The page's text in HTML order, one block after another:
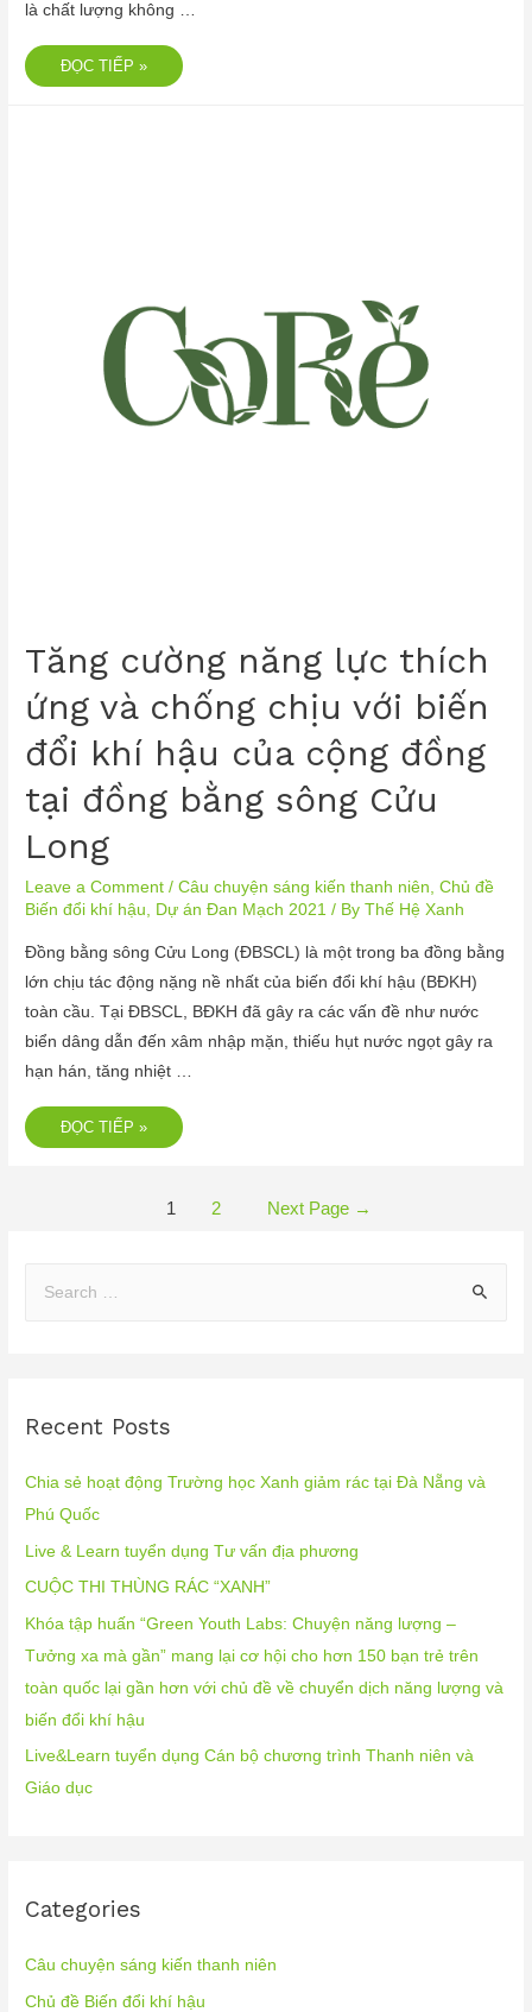
là chất lượng không …
ĐỌC TIẾP »
Tăng cường năng lực thích
ứng và chống chịu với biến
đổi khí hậu của cộng đồng
tại đồng bằng sông Cửu
Long
Leave a Comment /Câu chuyện sáng kiến thanh niên ,Chủ đề
Biến đổi khí hậu
Dự án Đan Mạch 2021 / ByThế Hệ Xanh
Đồng bằng sông Cửu Long (ĐBSCL) là một trong ba đồng bằng
lớn chịu tác động nặng nề nhất của biến đổi khí hậu (BĐKH)
toàn cầu. Tại ĐBSCL, BĐKH đã gây ra các vấn đề như nước
biển dâng dẫn đến xâm nhập mặn, thiếu hụt nước ngọt gây ra
hạn hán, tăng nhiệt …
ĐỌC TIẾP »
1 2 Next Page →
Recent Posts
Chia sẻ hoạt động Trường học Xanh giảm rác tại Đà Nẵng và
Phú Quốc
Live & Learn tuyển dụng Tư vấn địa phương
CUỘC THI THÙNG RÁC “XANH”
Khóa tập huấn “Green Youth Labs: Chuyện năng lượng –
Tưởng xa mà gần” mang lại cơ hội cho hơn 150 bạn trẻ trên
toàn quốc lại gần hơn với chủ đề về chuyển dịch năng lượng và
biến đổi khí hậu
Live&Learn tuyển dụng Cán bộ chương trình Thanh niên và
Giáo dục
Categories
Câu chuyện sáng kiến thanh niên
Chủ đề Biến đổi khí hậu